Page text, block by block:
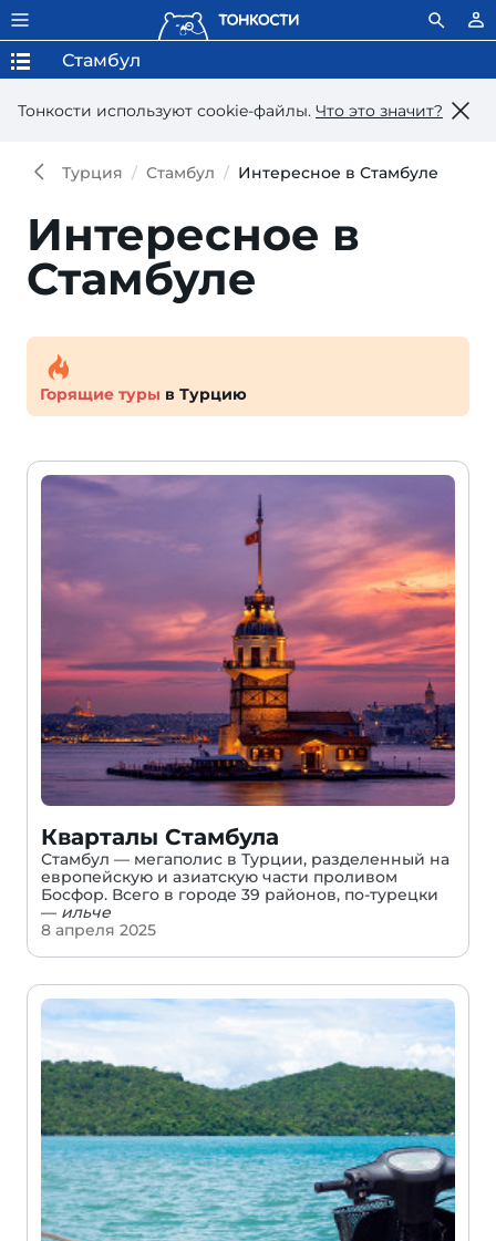
Тонкости используют сookie-файлы. Что это значит?
Стамбул
Турция Стамбул Интересное в Стамбуле
Интересное в
Стамбуле
Горящие туры в Турцию
Кварталы Стамбула
Стамбул — мегаполис в Турции, разделенный на
европейскую и азиатскую части проливом
Босфор. Всего в городе 39 районов, по-турецки
— ильче
8 апреля 2025